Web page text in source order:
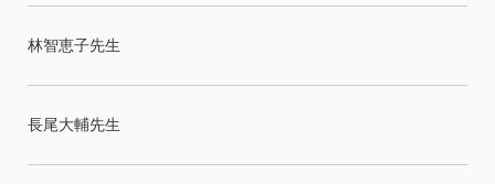
林智恵子先生
長尾大輔先生